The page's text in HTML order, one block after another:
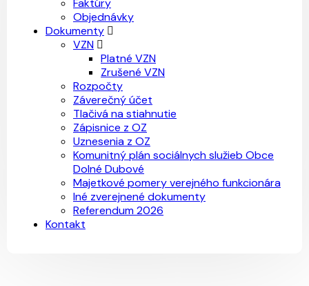
Faktúry
Objednávky
Dokumenty
VZN
Platné VZN
Zrušené VZN
Rozpočty
Záverečný účet
Tlačivá na stiahnutie
Zápisnice z OZ
Uznesenia z OZ
Komunitný plán sociálnych služieb Obce
Dolné Dubové
Majetkové pomery verejného funkcionára
Iné zverejnené dokumenty
Referendum 2026
Kontakt